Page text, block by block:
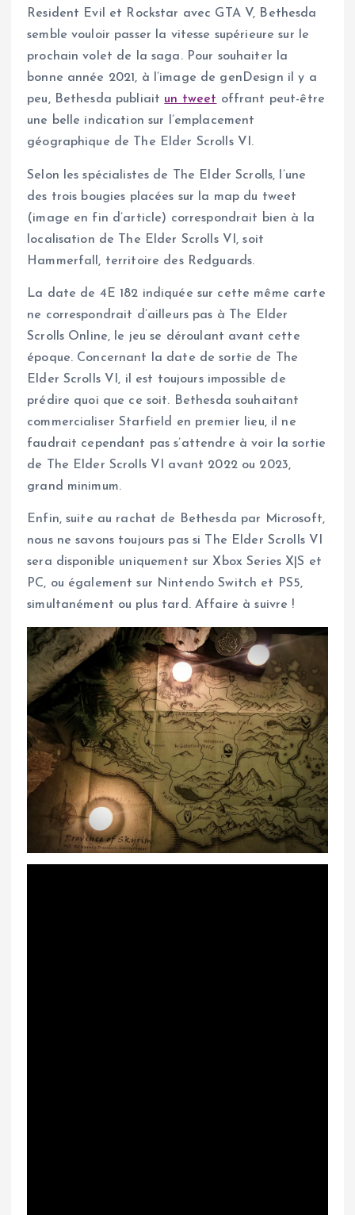
Resident Evil et Rockstar avec GTA V, Bethesda
semble vouloir passer la vitesse supérieure sur le
prochain volet de la saga. Pour souhaiter la
bonne année 2021, à l’image de genDesign il y a
peu, Bethesda publiait un tweet offrant peut-être
une belle indication sur l’emplacement
géographique de The Elder Scrolls VI.
Selon les spécialistes de The Elder Scrolls, l’une
des trois bougies placées sur la map du tweet
(image en fin d’article) correspondrait bien à la
localisation de The Elder Scrolls VI, soit
Hammerfall, territoire des Redguards.
La date de 4E 182 indiquée sur cette même carte
ne correspondrait d’ailleurs pas à The Elder
Scrolls Online, le jeu se déroulant avant cette
époque. Concernant la date de sortie de The
Elder Scrolls VI, il est toujours impossible de
prédire quoi que ce soit. Bethesda souhaitant
commercialiser Starfield en premier lieu, il ne
faudrait cependant pas s’attendre à voir la sortie
de The Elder Scrolls VI avant 2022 ou 2023,
grand minimum.
Enfin, suite au rachat de Bethesda par Microsoft,
nous ne savons toujours pas si The Elder Scrolls VI
sera disponible uniquement sur Xbox Series X|S et
PC, ou également sur Nintendo Switch et PS5,
simultanément ou plus tard. Affaire à suivre !